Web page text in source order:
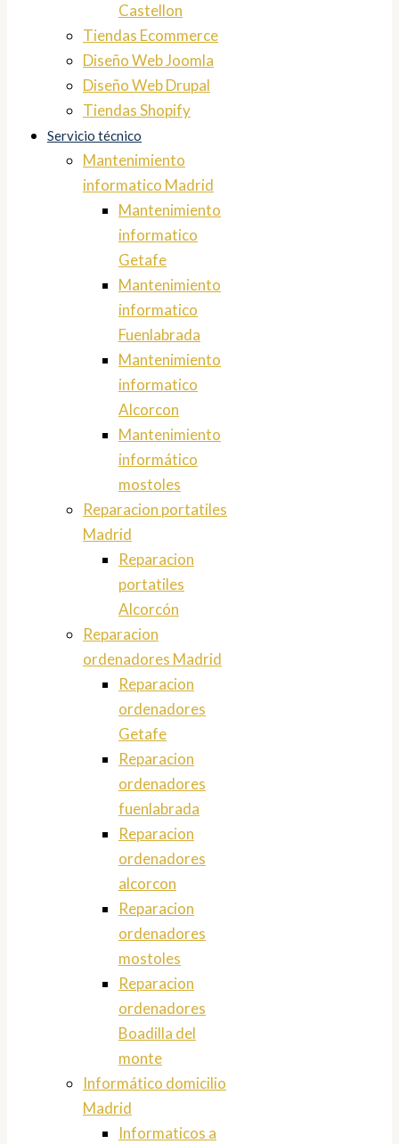
Castellon
Tiendas Ecommerce
Diseño Web Joomla
Diseño Web Drupal
Tiendas Shopify
Servicio técnico
Mantenimiento
informatico Madrid
Mantenimiento
informatico
Getafe
Mantenimiento
informatico
Fuenlabrada
Mantenimiento
informatico
Alcorcon
Mantenimiento
informático
mostoles
Reparacion portatiles
Madrid
Reparacion
portatiles
Alcorcón
Reparacion
ordenadores Madrid
Reparacion
ordenadores
Getafe
Reparacion
ordenadores
fuenlabrada
Reparacion
ordenadores
alcorcon
Reparacion
ordenadores
mostoles
Reparacion
ordenadores
Boadilla del
monte
Informático domicilio
Madrid
Informaticos a